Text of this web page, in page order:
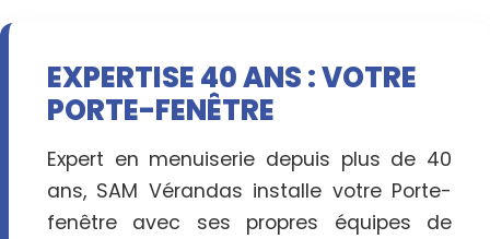
EXPERTISE 40 ANS : VOTRE
PORTE-FENÊTRE
Expert en menuiserie depuis plus de 40
ans, SAM Vérandas installe votre Porte-
fenêtre avec ses propres équipes de